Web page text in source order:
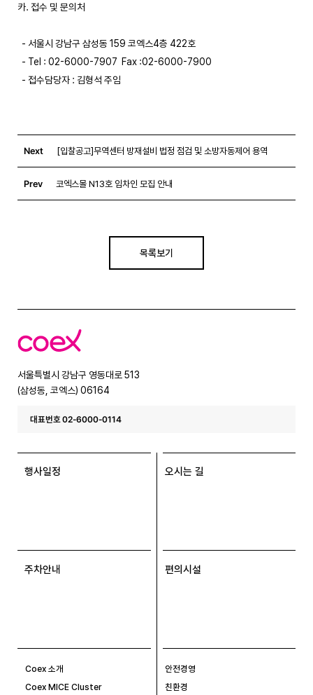
카. 접수 및 문의처
  - 서울시 강남구 삼성동 159 코엑스4층 422호
  - Tel : 02-6000-7907  Fax :02-6000-7900
  - 접수담당자 : 김형석 주임
Next [입찰공고]무역센터 방재설비 법정 점검 및 소방자동제어 용역
Prev 코엑스몰 N13호 임차인 모집 안내
목록보기
코
엑
서울특별시 강남구 영동대로 513
(삼성동, 코엑스) 06164
대표번호 02-6000-0114
행사일정 오시는 길
주차안내 편의시설
Coex 소개
Coex MICE Cluster
안전경영
친환경